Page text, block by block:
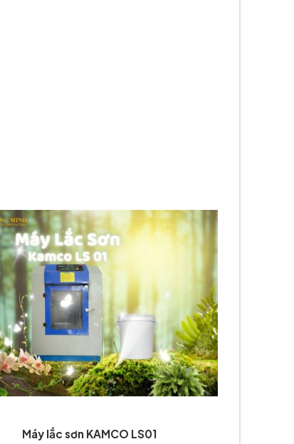
Máy lắc sơn KAMCO LS01